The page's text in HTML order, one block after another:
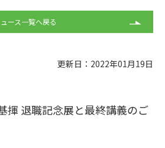
ース一覧へ戻る
更新日：2022年01月19日
揮 退職記念展と最終講義のご